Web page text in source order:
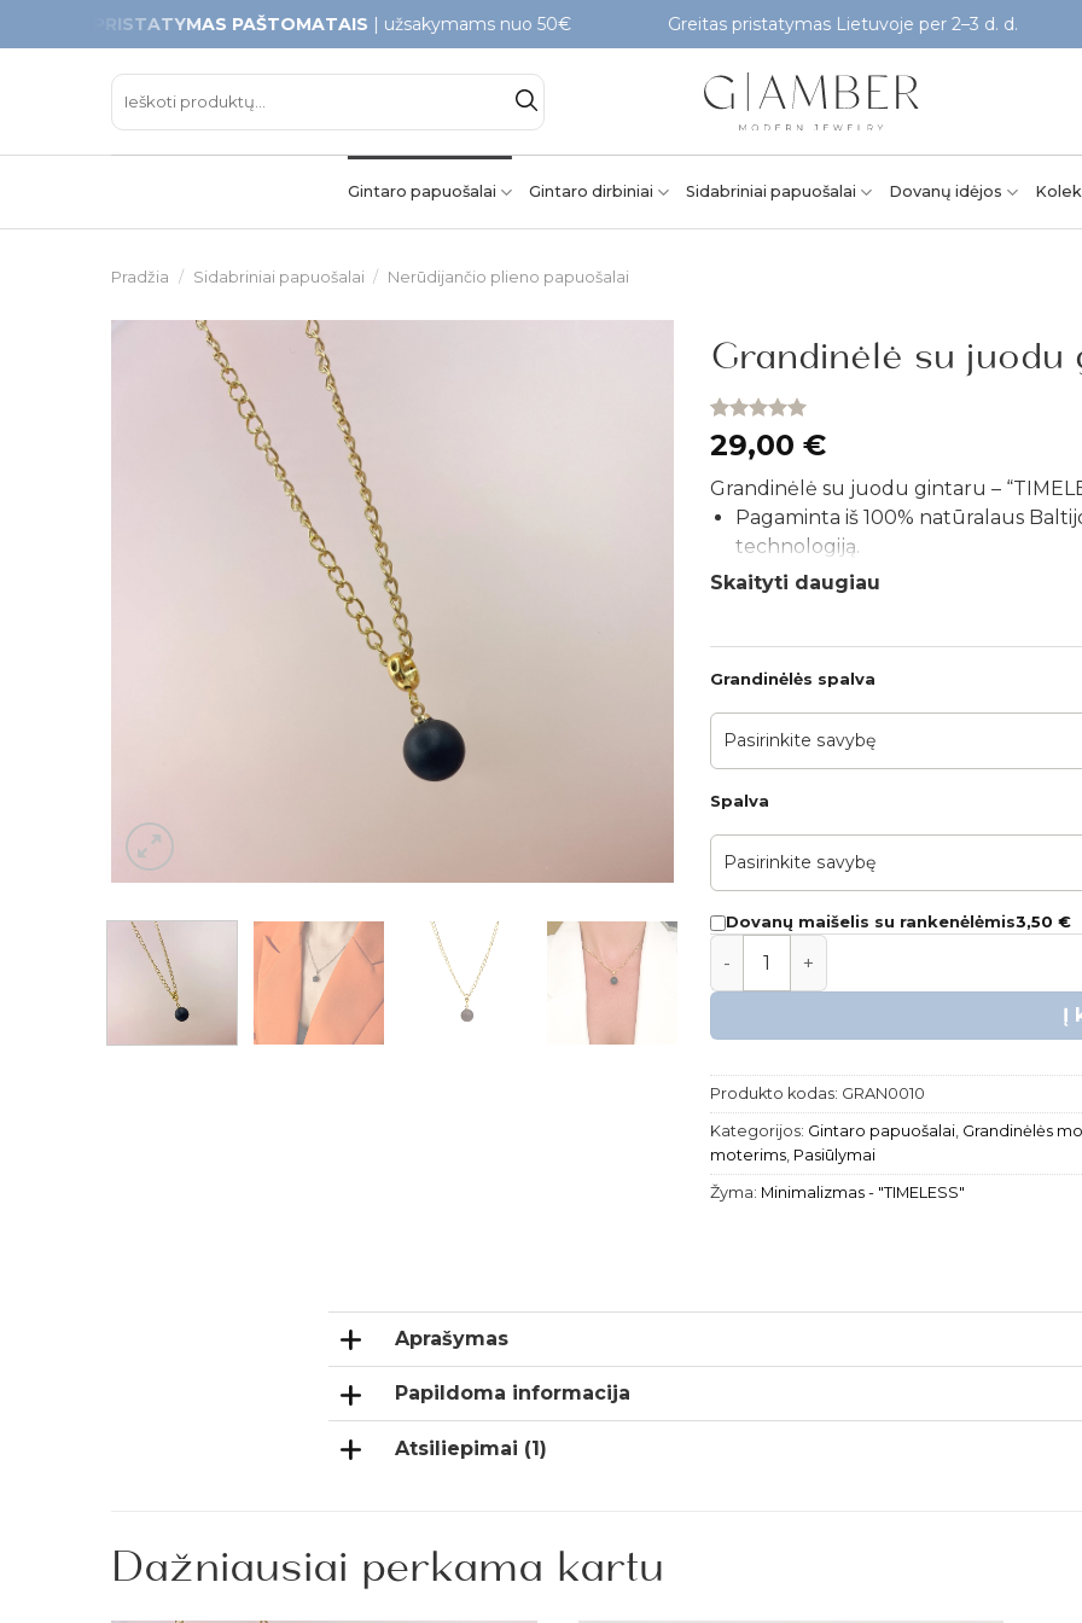
to
PRISTATYMAS PAŠTOMATAIS| užsakymams nuo 50€ Greitas pristatymas Lietuvoje per 2–3 d. d.
Ieškoti:
Gintaro papuošalai Gintaro dirbiniai Sidabriniai papuošalai Dovanų idėjos
Pradžia / Sidabriniai papuošalai / Nerūdijančio plieno papuošalai
Grandinėlė su juodu
Įvertinimas:
5.00iš 5
įvertinimų:
1
)
29,00 €
Grandinėlė su juodu gintaru –
Pagaminta iš 100% natūralaus
technologiją.
Gintaro rutuliuko skersmuo – 10mm.
Grandinėlės ilgis – 50cm, bet galite
Grandinėlė – nerūdijantis plienas,
Skaityti daugiau
Grandinėlės spalva
Spalva
Dovanų maišelis su rankenėlėmis3,50€
produkto kiekis: Grandinėlė su juodu
Į
Produkto kodas: GRAN0010
Kategorijos: Gintaro papuošalai, Grandinėlės
moterims, Pasiūlymai
Žyma: Minimalizmas - "TIMELESS"
Aprašymas
Papildoma informacija
Atsiliepimai (1)
Dažniausiai perkama kartu